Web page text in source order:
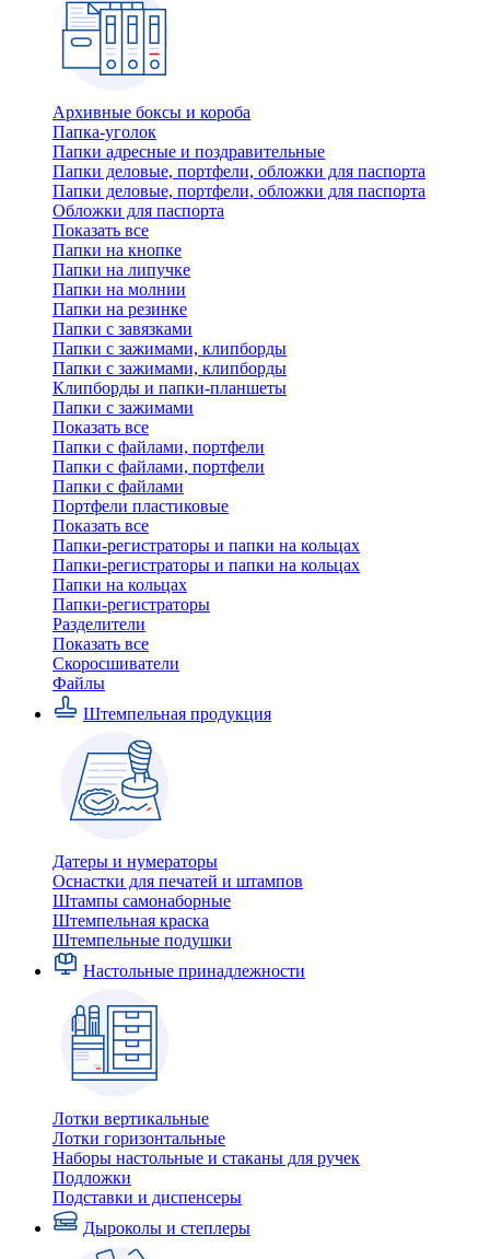
Архивные боксы и короба
Папка-уголок
Папки адресные и поздравительные
Папки деловые, портфели, обложки для паспорта
Папки деловые, портфели, обложки для паспорта
Обложки для паспорта
Показать все
Папки на кнопке
Папки на липучке
Папки на молнии
Папки на резинке
Папки с завязками
Папки с зажимами, клипборды
Папки с зажимами, клипборды
Клипборды и папки-планшеты
Папки с зажимами
Показать все
Папки с файлами, портфели
Папки с файлами, портфели
Папки с файлами
Портфели пластиковые
Показать все
Папки-регистраторы и папки на кольцах
Папки-регистраторы и папки на кольцах
Папки на кольцах
Папки-регистраторы
Разделители
Показать все
Скоросшиватели
Файлы
Штемпельная продукция
Датеры и нумераторы
Оснастки для печатей и штампов
Штампы самонаборные
Штемпельная краска
Штемпельные подушки
Настольные принадлежности
Лотки вертикальные
Лотки горизонтальные
Наборы настольные и стаканы для ручек
Подложки
Подставки и диспенсеры
Дыроколы и степлеры